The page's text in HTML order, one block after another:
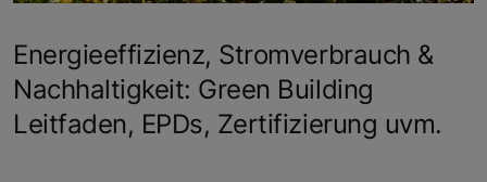
Energieeffizienz, Stromverbrauch &
Nachhaltigkeit: Green Building
Leitfaden, EPDs, Zertifizierung uvm.